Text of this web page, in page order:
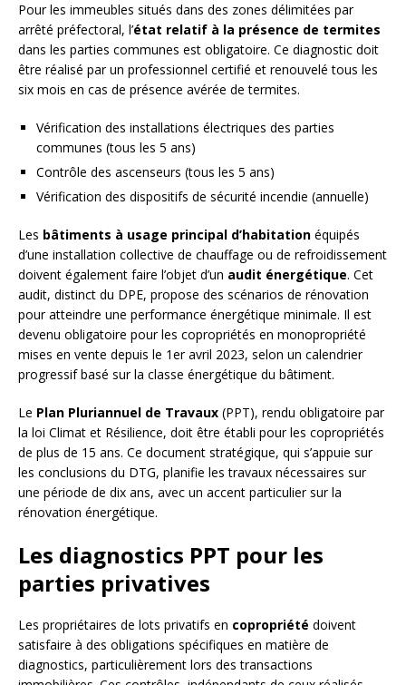
Pour les immeubles situés dans des zones délimitées par
arrêté préfectoral, l’état relatif à la présence de termites
dans les parties communes est obligatoire. Ce diagnostic doit
être réalisé par un professionnel certifié et renouvelé tous les
six mois en cas de présence avérée de termites.
Vérification des installations électriques des parties
communes (tous les 5 ans)
Contrôle des ascenseurs (tous les 5 ans)
Vérification des dispositifs de sécurité incendie (annuelle)
Les bâtiments à usage principal d’habitation équipés
d’une installation collective de chauffage ou de refroidissement
doivent également faire l’objet d’un audit énergétique. Cet
audit, distinct du DPE, propose des scénarios de rénovation
pour atteindre une performance énergétique minimale. Il est
devenu obligatoire pour les copropriétés en monopropriété
mises en vente depuis le 1er avril 2023, selon un calendrier
progressif basé sur la classe énergétique du bâtiment.
Le Plan Pluriannuel de Travaux (PPT), rendu obligatoire par
la loi Climat et Résilience, doit être établi pour les copropriétés
de plus de 15 ans. Ce document stratégique, qui s’appuie sur
les conclusions du DTG, planifie les travaux nécessaires sur
une période de dix ans, avec un accent particulier sur la
rénovation énergétique.
Les diagnostics PPT pour les
parties privatives
Les propriétaires de lots privatifs en copropriété doivent
satisfaire à des obligations spécifiques en matière de
diagnostics, particulièrement lors des transactions